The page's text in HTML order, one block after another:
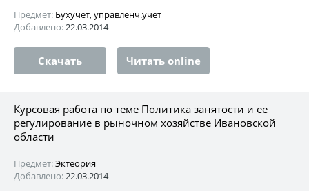
Предмет: Бухучет, управленч.учет
Добавлено:22.03.2014
Скачать Читать online
Курсовая работа по теме Политика занятости и ее
регулирование в рыночном хозяйстве Ивановской
области
Предмет:Эктеория
Добавлено:22.03.2014